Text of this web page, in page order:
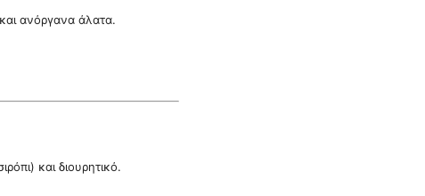
και ανόργανα άλατα.
και διουρητικό.